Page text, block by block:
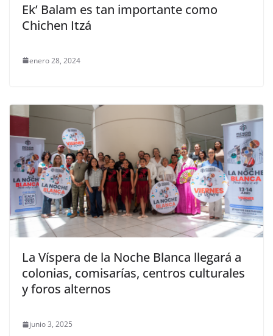
Ek’ Balam es tan importante como
Chichen Itzá
enero 28, 2024
La Víspera de la Noche Blanca llegará a
colonias, comisarías, centros culturales
y foros alternos
junio 3, 2025